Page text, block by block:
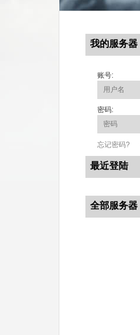
我的服务器
账号:
密码:
忘记密码?
最近登陆
全部服务器